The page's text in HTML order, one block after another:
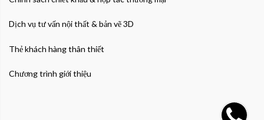
Dịch vụ tư vấn nội thất & bản vẽ 3D
Thẻ khách hàng thân thiết
Chương trình giới thiệu